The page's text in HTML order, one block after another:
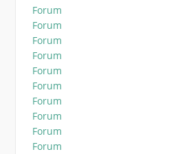
Forum
Forum
Forum
Forum
Forum
Forum
Forum
Forum
Forum
Forum